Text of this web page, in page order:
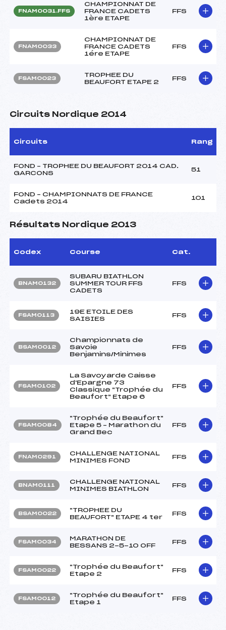
FNAM0031.FFS
CHAMPIONNAT DE
FRANCE CADETS
1ère ETAPE
FFS
FNAM0033
CHAMPIONNAT DE
FRANCE CADETS
1ére ETAPE
FFS
FSAM0023
TROPHEE DU
BEAUFORT ETAPE 2
FFS
Circuits Nordique 2014
Circuits Rang
FOND – TROPHEE DU BEAUFORT 2014 CAD.
GARCONS
51
FOND – CHAMPIONNATS DE FRANCE
Cadets 2014
101
Résultats Nordique 2013
Codex Course Cat.
BNAM0132
SUBARU BIATHLON
SUMMER TOUR FFS
CADETS
FFS
FSAM0113
19E ETOILE DES
SAISIES
FFS
BSAM0012
Championnats de
Savoie
Benjamins/Minimes
FFS
FSAM0102
La Savoyarde Caisse
d'Epargne 73
Classique "Trophée du
Beaufort" Etape 6
FFS
FSAM0084
"Trophée du Beaufort"
Etape 5 – Marathon du
Grand Bec
FFS
FNAM0291
CHALLENGE NATIONAL
MINIMES FOND
FFS
BNAM0111
CHALLENGE NATIONAL
MINIMES BIATHLON
FFS
BSAM0022
"TROPHEE DU
BEAUFORT" ETAPE 4 ter
FFS
FSAM0034
MARATHON DE
BESSANS 2-5-10 OFF
FFS
FSAM0022
"Trophée du Beaufort"
Etape 2
FFS
FSAM0012
"Trophée du Beaufort"
Etape 1
FFS